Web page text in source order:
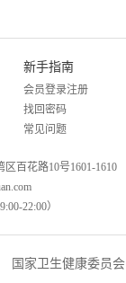
新手指南
会员登录注册
找回密码
常见问题
百花路10号1601-1610
22:00）
国家卫生健康委员会